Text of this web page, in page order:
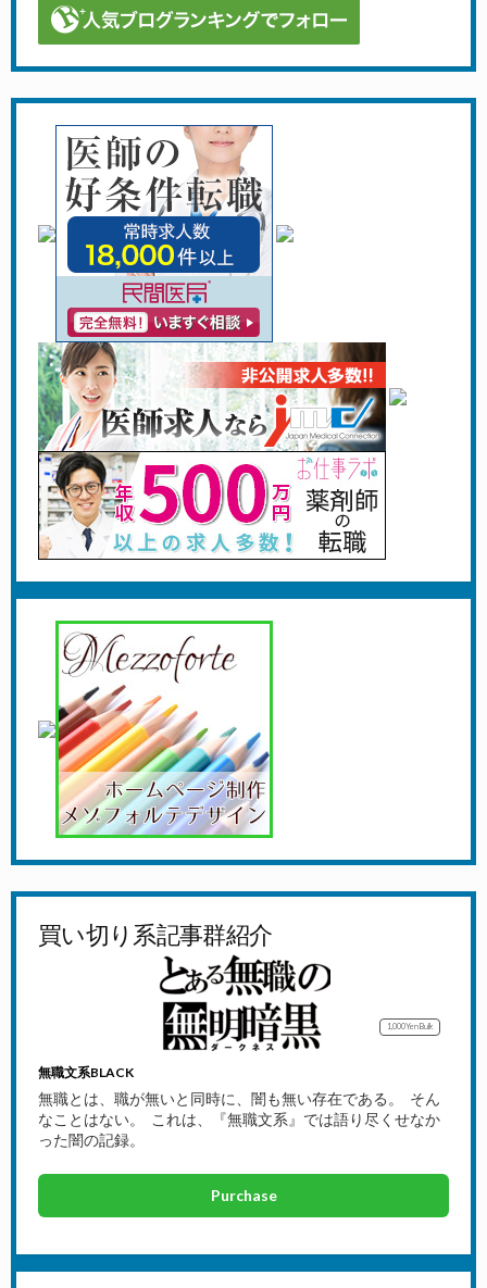
買い切り系記事群紹介
1,000YenBulk
無職文系BLACK
無職とは、職が無いと同時に、闇も無い存在である。 そん
なことはない。 これは、『無職文系』では語り尽くせなか
った闇の記録。
Purchase